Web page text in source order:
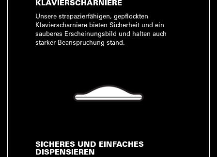
KLAVIERSCHARNIERE
Unsere strapazierfähigen, gepflockten
Klavierscharniere bieten Sicherheit und ein
sauberes Erscheinungsbild und halten auch
starker Beanspruchung stand.
SICHERES UND EINFACHES
DISPENSIEREN